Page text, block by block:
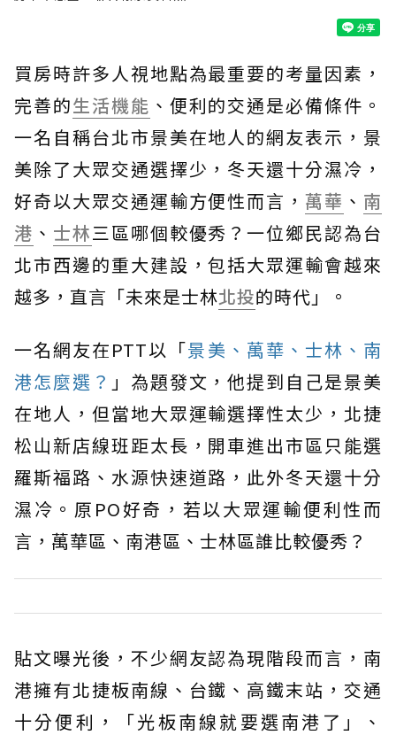
買房時許多人視地點為最重要的考量因素，
完善的生活機能 、便利的交通是必備條件。
一名自稱台北市景美在地人的網友表示，景
美除了大眾交通選擇少，冬天還十分濕冷，
好奇以大眾交通運輸方便性而言，萬華 、 南
港 、 士林三區哪個較優秀？一位鄉民認為台
北市西邊的重大建設，包括大眾運輸會越來
越多，直言「未來是士林北投的時代」。
一名網友在PTT以「景美、萬華、士林、南
港怎麼選？ 」為題發文，他提到自己是景美
在地人，但當地大眾運輸選擇性太少，北捷
松山新店線班距太長，開車進出市區只能選
羅斯福路、水源快速道路，此外冬天還十分
濕冷。原PO好奇，若以大眾運輸便利性而
言，萬華區、南港區、士林區誰比較優秀？
貼文曝光後，不少網友認為現階段而言，南
港擁有北捷板南線、台鐵、高鐵末站，交通
十分便利，「光板南線就要選南港了」、